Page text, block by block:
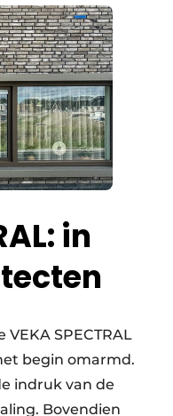
in
SPECTRAL
begin omarmd.
indruk van de
Bovendien